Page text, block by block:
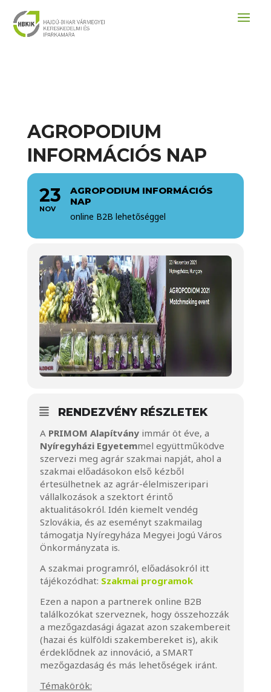
AGROPODIUM
INFORMÁCIÓS NAP
23
NOV
AGROPODIUM INFORMÁCIÓS
NAP
online B2B lehetőséggel
RENDEZVÉNY RÉSZLETEK
A PRIMOM Alapítványimmár öt éve, a
Nyíregyházi Egyetemmel együttműködve
szervezi meg agrár szakmai napját, ahol a
szakmai előadásokon első kézből
értesülhetnek az agrár-élelmiszeripari
vállalkozások a szektort érintő
aktualitásokról. Idén kiemelt vendég
Szlovákia, és az eseményt szakmailag
támogatja Nyíregyháza Megyei Jogú Város
Önkormányzata is.
A szakmai programról, előadásokról itt
tájékozódhat: Szakmai programok
Ezen a napon a partnerek online B2B
találkozókat szerveznek, hogy összehozzák
a mezőgazdasági ágazat azon szakembereit
(hazai és külföldi szakembereket is), akik
érdeklődnek az innováció, a SMART
mezőgazdaság és más lehetőségek iránt.
Témakörök: